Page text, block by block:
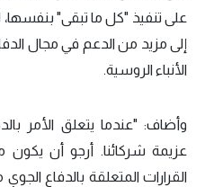
على تنفيذ "كل ما تبقى" بنفسها،
إلى مزيد من الدعم في مجال
الأنباء الروسية.
وأضاف: "عندما يتعلق الأمر
عزيمة شركائنا. أرجو أن
القرارات المتعلقة بالدفاع